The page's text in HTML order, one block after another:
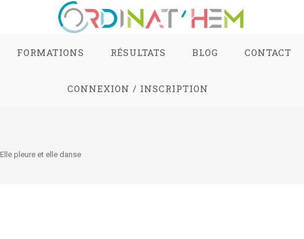
FORMATIONS RÉSULTATS BLOG CONTACT
CONNEXION / INSCRIPTION
Elle pleure et elle danse